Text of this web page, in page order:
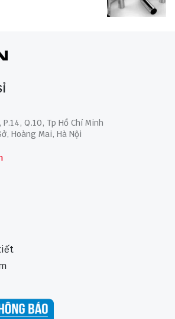
Q.10, Tp Hồ Chí Minh
Hoàng Mai, Hà Nội